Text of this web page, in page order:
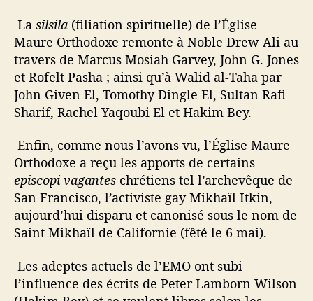
La silsila (filiation spirituelle) de l’Église
Maure Orthodoxe remonte à Noble Drew Ali au
travers de Marcus Mosiah Garvey, John G. Jones
et Rofelt Pasha ; ainsi qu’à Walid al-Taha par
John Given El, Tomothy Dingle El, Sultan Rafi
Sharif, Rachel Yaqoubi El et Hakim Bey.
Enfin, comme nous l’avons vu, l’Église Maure
Orthodoxe a reçu les apports de certains
episcopi vagantes chrétiens tel l’archevêque de
San Francisco, l’activiste gay Mikhaïl Itkin,
aujourd’hui disparu et canonisé sous le nom de
Saint Mikhaïl de Californie (fêté le 6 mai).
Les adeptes actuels de l’EMO ont subi
l’influence des écrits de Peter Lamborn Wilson